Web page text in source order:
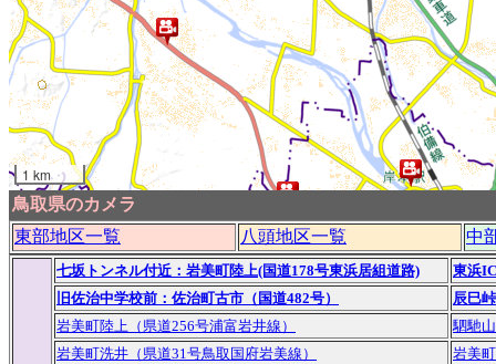
1 km
鳥取県のカメラ
東部地区一覧
八頭地区一覧 中
七坂トンネル付近：岩美町陸上(国道178号東浜居組道路)
東浜
旧佐治中学校前：佐治町古市（国道482号）
辰巳
岩美町陸上（県道256号浦富岩井線）
駟馳
岩美町洗井（県道31号鳥取国府岩美線）
岩美